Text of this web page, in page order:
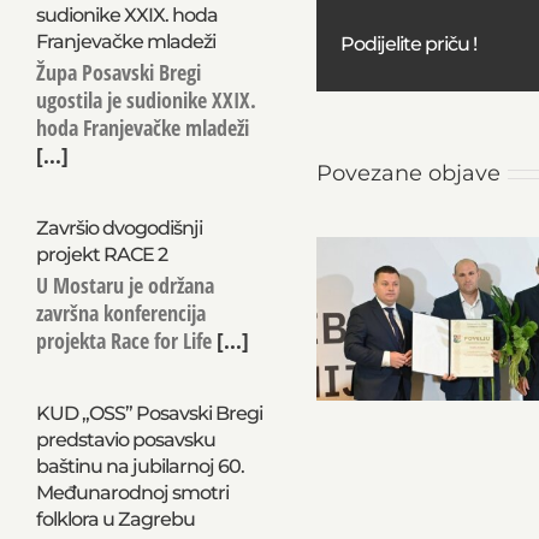
Podijelite priču !
Povezane objave
sudionike XXIX. hoda
Franjevačke mladeži
Župa Posavski Bregi
ugostila je sudionike XXIX.
hoda Franjevačke mladeži
[...]
Završio dvogodišnji
projekt RACE 2
U Mostaru je održana
završna konferencija
projekta Race for Life[...]
KUD „OSS” Posavski Bregi
predstavio posavsku
baštinu na jubilarnoj 60.
Međunarodnoj smotri
folklora u Zagrebu